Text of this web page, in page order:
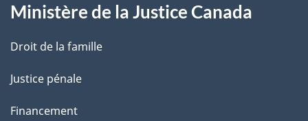
e
Ministère de la Justice Canada
Droit de la famille
Justice pénale
Financement